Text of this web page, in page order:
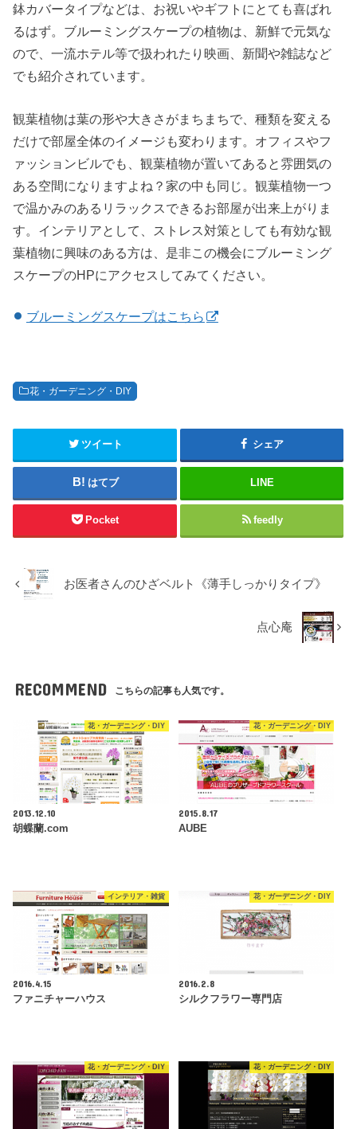
鉢カバータイプなどは、お祝いやギフトにとても喜ばれ
るはず。ブルーミングスケープの植物は、新鮮で元気な
ので、一流ホテル等で扱われたり映画、新聞や雑誌など
でも紹介されています。
観葉植物は葉の形や大きさがまちまちで、種類を変える
だけで部屋全体のイメージも変わります。オフィスやフ
ァッションビルでも、観葉植物が置いてあると雰囲気の
ある空間になりますよね？家の中も同じ。観葉植物一つ
で温かみのあるリラックスできるお部屋が出来上がりま
す。インテリアとして、ストレス対策としても有効な観
葉植物に興味のある方は、是非この機会にブルーミング
スケープのHPにアクセスしてみてください。
ブルーミングスケープはこちら
花・ガーデニング・DIY
ツイート シェア
はてブ LINE
Pocket feedly
お医者さんのひざベルト《薄手しっかりタイプ》
点心庵
RECOMMEND こちらの記事も人気です。
花・ガーデニング・DIY
2013.12.10
胡蝶蘭.com
花・ガーデニング・DIY
2015.8.17
AUBE
インテリア・雑貨
2016.4.15
ファニチャーハウス
花・ガーデニング・DIY
2016.2.8
シルクフラワー専門店
花・ガーデニング・DIY 花・ガーデニング・DIY